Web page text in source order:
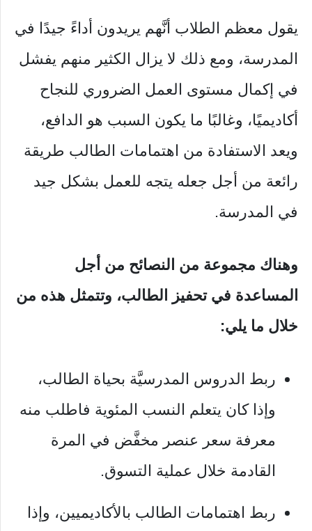
يقول معظم الطلاب أنَّهم يريدون أداءً جيدًا في
المدرسة، ومع ذلك لا يزال الكثير منهم يفشل
في إكمال مستوى العمل الضروري للنجاح
أكاديميًا، وغالبًا ما يكون السبب هو الدافع،
ويعد الاستفادة من اهتمامات الطالب طريقة
رائعة من أجل جعله يتجه للعمل بشكل جيد
في المدرسة.
وهناك مجموعة من النصائح من أجل
المساعدة في تحفيز الطالب، وتتمثل هذه من
خلال ما يلي:
ربط الدروس المدرسيَّة بحياة الطالب،
وإذا كان يتعلم النسب المئوية فاطلب منه
معرفة سعر عنصر مخفَّض في المرة
القادمة خلال عملية التسوق.
ربط اهتمامات الطالب بالأكاديميين، وإذا